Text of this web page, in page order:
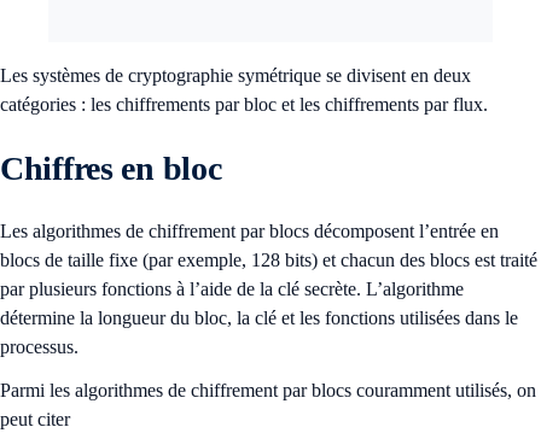
Les systèmes de cryptographie symétrique se divisent en deux
catégories : les chiffrements par bloc et les chiffrements par flux.
Chiffres en bloc
Les algorithmes de chiffrement par blocs décomposent l’entrée en
blocs de taille fixe (par exemple, 128 bits) et chacun des blocs est traité
par plusieurs fonctions à l’aide de la clé secrète. L’algorithme
détermine la longueur du bloc, la clé et les fonctions utilisées dans le
processus.
Parmi les algorithmes de chiffrement par blocs couramment utilisés, on
peut citer